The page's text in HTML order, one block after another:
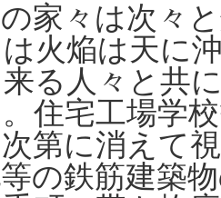
家々は次々
火焔は天に
る人々と共
住宅工場学
第に消えて
の鉄筋建築